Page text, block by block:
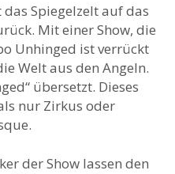
Spiegelzelt auf das
Mit einer Show, die
Unhinged ist verrückt
Welt aus den Angeln.
übersetzt. Dieses
nur Zirkus oder
der Show lassen den